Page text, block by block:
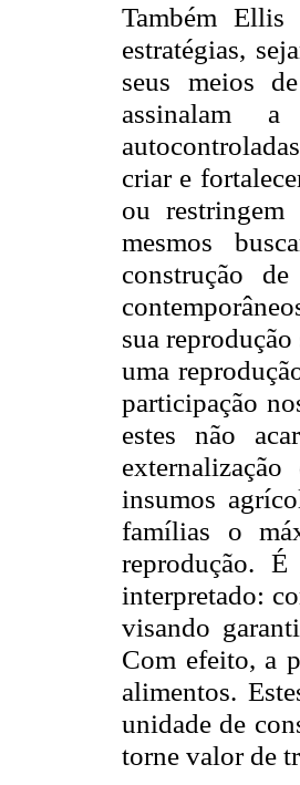
Também Ellis
estratégias,
seus meios
assinalam
criar e
ou
mesmos
construção
sua reprodução
uma
participação
estes não
insumos
famílias o
reprodução.
interpretado:
visando
Com efeito, a
alimentos.
unidade de
torne valor de